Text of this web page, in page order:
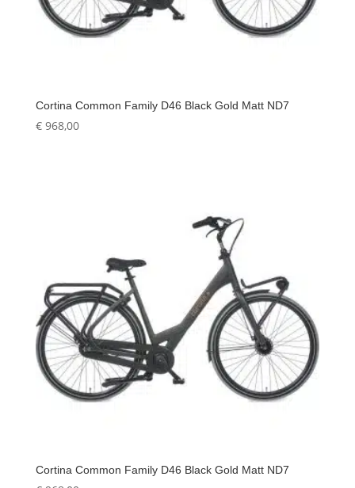
Cortina Common Family D46 Black Gold Matt ND7
€968,00
Cortina Common Family D46 Black Gold Matt ND7